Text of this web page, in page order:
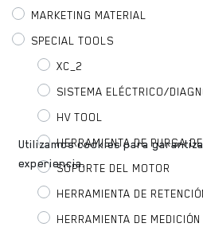
MARKETING MATERIAL
SPECIAL TOOLS
XC_2
SISTEMA ELÉCTRICO/
HV TOOL
HERRAMIENTA DE PURGA
SOPORTE DEL MOTOR
HERRAMIENTA DE
HERRAMIENTA DE
Utilizamos cookies para
experiencia.